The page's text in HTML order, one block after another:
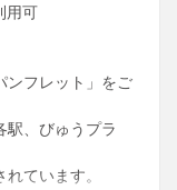
用可
ンフレット」をご
駅、びゅうプラ
ています。